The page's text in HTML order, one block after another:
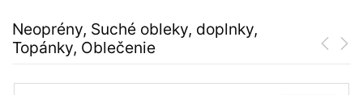
Neoprény, Suché obleky, doplnky,
Topánky, Oblečenie